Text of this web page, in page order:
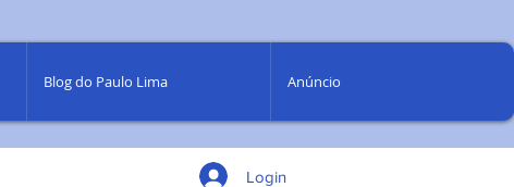
Blog do Paulo Lima Anúncio
Login